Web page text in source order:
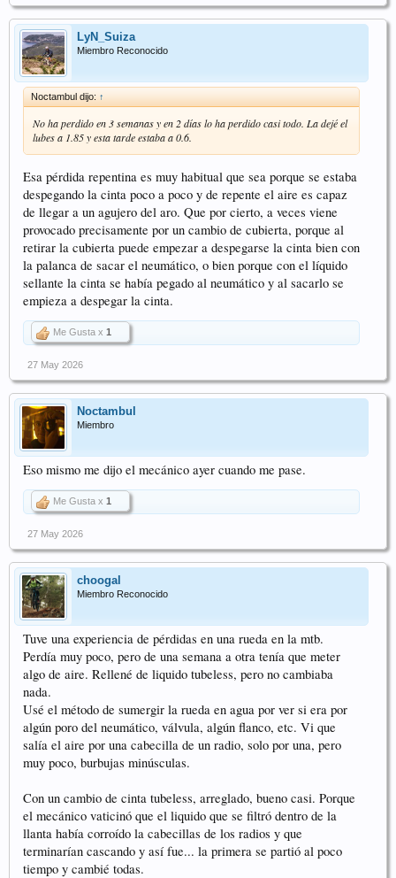
LyN_Suiza
Miembro Reconocido
Noctambul dijo: ↑
No ha perdido en 3 semanas y en 2 días lo ha perdido casi todo. La dejé el
lubes a 1.85 y esta tarde estaba a 0.6.
Esa pérdida repentina es muy habitual que sea porque se estaba
despegando la cinta poco a poco y de repente el aire es capaz
de llegar a un agujero del aro. Que por cierto, a veces viene
provocado precisamente por un cambio de cubierta, porque al
retirar la cubierta puede empezar a despegarse la cinta bien con
la palanca de sacar el neumático, o bien porque con el líquido
sellante la cinta se había pegado al neumático y al sacarlo se
empieza a despegar la cinta.
Me Gusta x 1
27 May 2026
Noctambul
Miembro
Eso mismo me dijo el mecánico ayer cuando me pase.
Me Gusta x 1
27 May 2026
choogal
Miembro Reconocido
Tuve una experiencia de pérdidas en una rueda en la mtb.
Perdía muy poco, pero de una semana a otra tenía que meter
algo de aire. Rellené de liquido tubeless, pero no cambiaba
nada.
Usé el método de sumergir la rueda en agua por ver si era por
algún poro del neumático, válvula, algún flanco, etc. Vi que
salía el aire por una cabecilla de un radio, solo por una, pero
muy poco, burbujas minúsculas.
Con un cambio de cinta tubeless, arreglado, bueno casi. Porque
el mecánico vaticinó que el liquido que se filtró dentro de la
llanta había corroído la cabecillas de los radios y que
terminarían cascando y así fue... la primera se partió al poco
tiempo y cambié todas.